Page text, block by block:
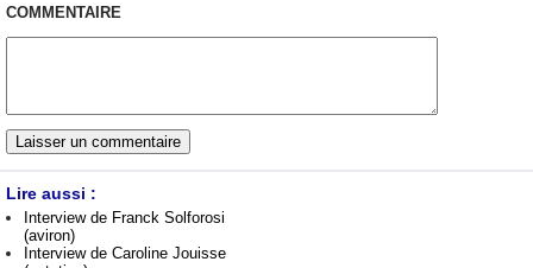
COMMENTAIRE
Lire aussi :
Interview de Franck Solforosi
(aviron)
Interview de Caroline Jouisse